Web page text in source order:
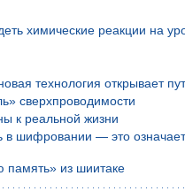
химические реакции на
технология открывает
сверхпроводимости
к реальной жизни
шифровании — это
память» из шиитаке